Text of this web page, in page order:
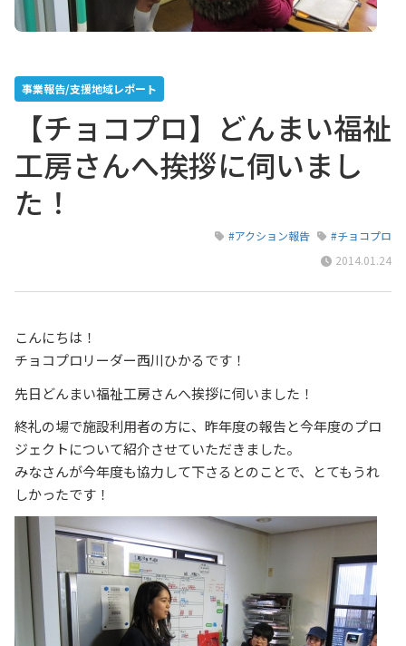
事業報告/支援地域レポート
【チョコプロ】どんまい福祉
工房さんへ挨拶に伺いまし
た！
#アクション報告
#チョコプロ
2014.01.24
こんにちは！
チョコプロリーダー西川ひかるです！
先日どんまい福祉工房さんへ挨拶に伺いました！
終礼の場で施設利用者の方に、昨年度の報告と今年度のプロ
ジェクトについて紹介させていただきました。
みなさんが今年度も協力して下さるとのことで、とてもうれ
しかったです！